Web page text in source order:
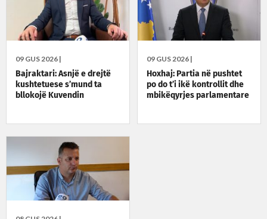
09 GUS 2026 |
Bajraktari: Asnjë e drejtë
kushtetuese s’mund ta
bllokojë Kuvendin
09 GUS 2026 |
Hoxhaj: Partia në pushtet
po do t’i ikë kontrollit dhe
mbikëqyrjes parlamentare